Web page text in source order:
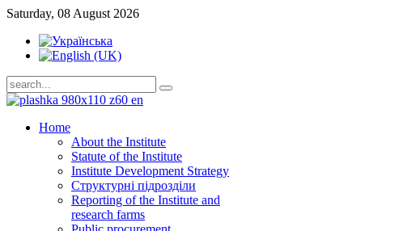
Saturday, 08 August 2026
Home
About the Institute
Statute of the Institute
Institute Development Strategy
Структурні підрозділи
Reporting of the Institute and
research farms